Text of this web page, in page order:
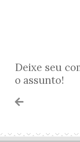
Deixe seu
o assunto!